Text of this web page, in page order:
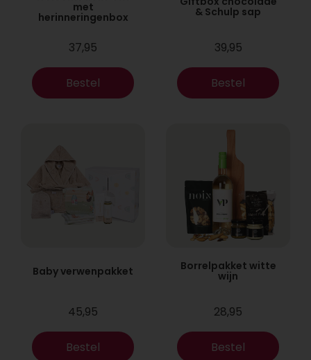
met
herinneringenbox
37,95
Bestel
& Schulp sap
39,95
Bestel
Baby verwenpakket
45,95
Bestel
Borrelpakket witte
wijn
28,95
Bestel